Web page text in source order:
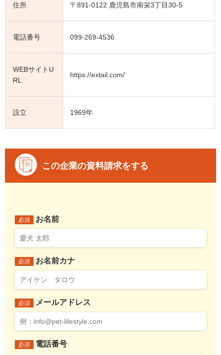
住所 〒891-0122 鹿児島市南栄3丁目30-5
電話番号 099-269-4536
WEBサイトU
RL
https://extail.com/
設立 1969年
この企業の資料請求をする
必須 お名前
必須 お名前カナ
必須 メールアドレス
必須 電話番号